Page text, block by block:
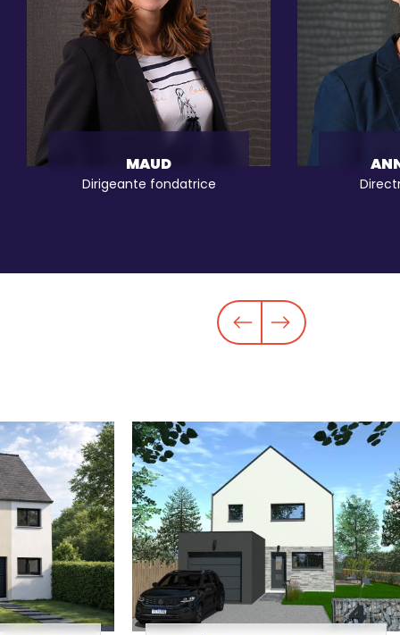
MAUD
Dirigeante fondatrice
Body
Simulation
view